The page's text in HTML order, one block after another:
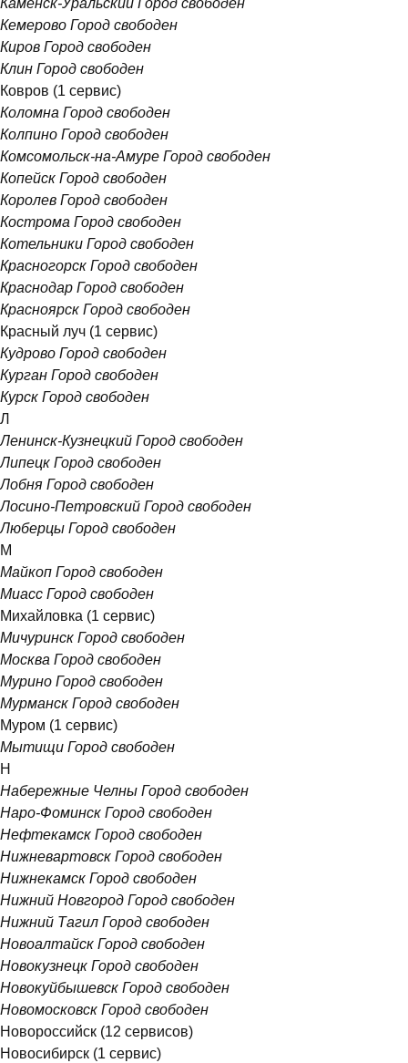
Каменск-Уральский Город свободен
Кемерово Город свободен
Киров Город свободен
Клин Город свободен
Ковров (1 сервис)
Коломна Город свободен
Колпино Город свободен
Комсомольск-на-Амуре Город свободен
Копейск Город свободен
Королев Город свободен
Кострома Город свободен
Котельники Город свободен
Красногорск Город свободен
Краснодар Город свободен
Красноярск Город свободен
Красный луч (1 сервис)
Кудрово Город свободен
Курган Город свободен
Курск Город свободен
Л
Ленинск-Кузнецкий Город свободен
Липецк Город свободен
Лобня Город свободен
Лосино-Петровский Город свободен
Люберцы Город свободен
М
Майкоп Город свободен
Миасс Город свободен
Михайловка (1 сервис)
Мичуринск Город свободен
Москва Город свободен
Мурино Город свободен
Мурманск Город свободен
Муром (1 сервис)
Мытищи Город свободен
Н
Набережные Челны Город свободен
Наро-Фоминск Город свободен
Нефтекамск Город свободен
Нижневартовск Город свободен
Нижнекамск Город свободен
Нижний Новгород Город свободен
Нижний Тагил Город свободен
Новоалтайск Город свободен
Новокузнецк Город свободен
Новокуйбышевск Город свободен
Новомосковск Город свободен
Новороссийск (12 сервисов)
Новосибирск (1 сервис)